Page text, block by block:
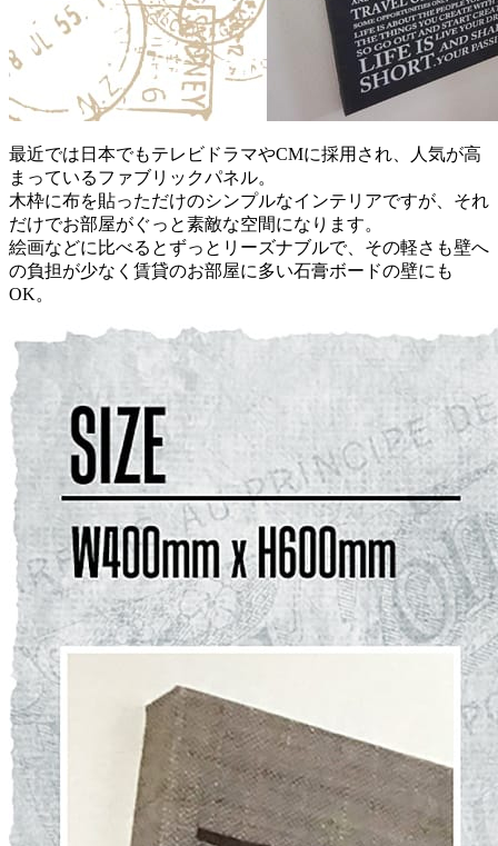
最近では日本でもテレビドラマやCMに採用され、人気が高
まっているファブリックパネル。
木枠に布を貼っただけのシンプルなインテリアですが、それ
だけでお部屋がぐっと素敵な空間になります。
絵画などに比べるとずっとリーズナブルで、その軽さも壁へ
の負担が少なく賃貸のお部屋に多い石膏ボードの壁にも
OK。